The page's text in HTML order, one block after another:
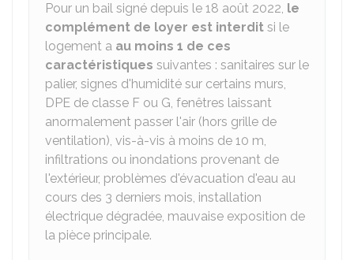
Pour un bail signé depuis le 18 août 2022, le
complément de loyer est interdit si le
logement a au moins 1 de ces
caractéristiques suivantes : sanitaires sur le
palier, signes d'humidité sur certains murs,
DPE de classe F ou G, fenêtres laissant
anormalement passer l'air (hors grille de
ventilation), vis-à-vis à moins de 10 m,
infiltrations ou inondations provenant de
l'extérieur, problèmes d'évacuation d'eau au
cours des 3 derniers mois, installation
électrique dégradée, mauvaise exposition de
la pièce principale.